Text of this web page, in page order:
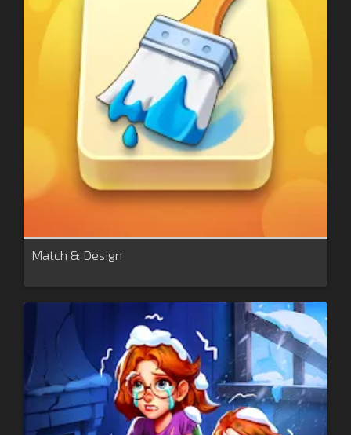
Match & Design